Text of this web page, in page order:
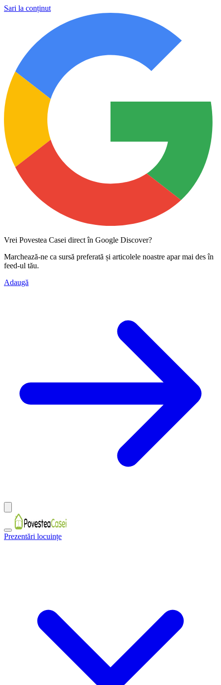
Sari la conținut
Vrei Povestea Casei direct în Google Discover?
Marchează-ne ca sursă preferată și articolele noastre apar mai des în
feed-ul tău.
Adaugă
Prezentări locuințe